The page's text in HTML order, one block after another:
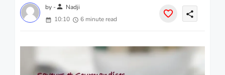
by -person Nadji
10:10
6 minute read
share